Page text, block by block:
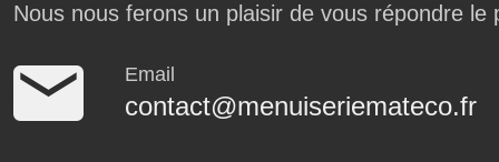
Nous nous ferons un plaisir de vous répondre le
Email
contact@menuiseriemateco.fr